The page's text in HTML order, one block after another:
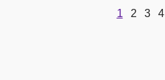
1 2 3 4